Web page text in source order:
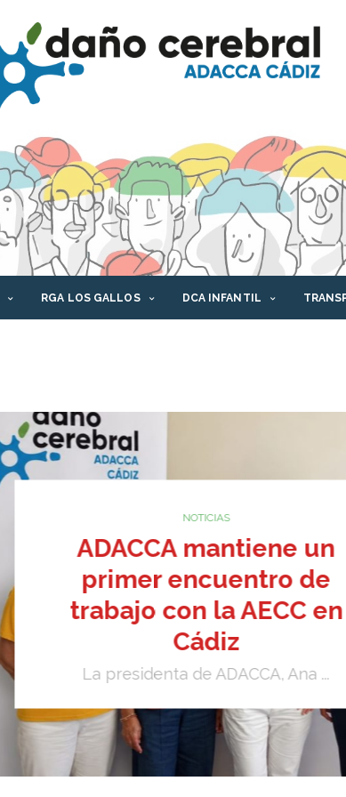
RGA LOS GALLOS DCA INFANTIL
ADACCA mantiene un
primer encuentro de
trabajo con la AECC en
Cádiz
La presidenta de ADACCA, Ana ...